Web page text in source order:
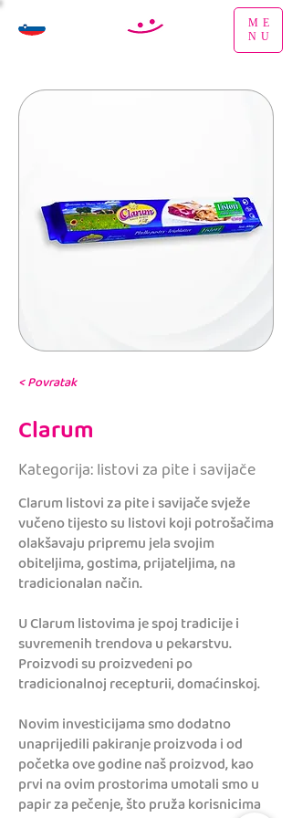
ME
NU
< Povratak
Clarum
Kategorija: listovi za pite i savijače
Clarum listovi za pite i savijače svježe
vučeno tijesto su listovi koji potrošačima
olakšavaju pripremu jela svojim
obiteljima, gostima, prijateljima, na
tradicionalan način.
U Clarum listovima je spoj tradicije i
suvremenih trendova u pekarstvu.
Proizvodi su proizvedeni po
tradicionalnoj recepturii, domaćinskoj.
Novim investicijama smo dodatno
unaprijedili pakiranje proizvoda i od
početka ove godine naš proizvod, kao
prvi na ovim prostorima umotali smo u
papir za pečenje, što pruža korisnicima